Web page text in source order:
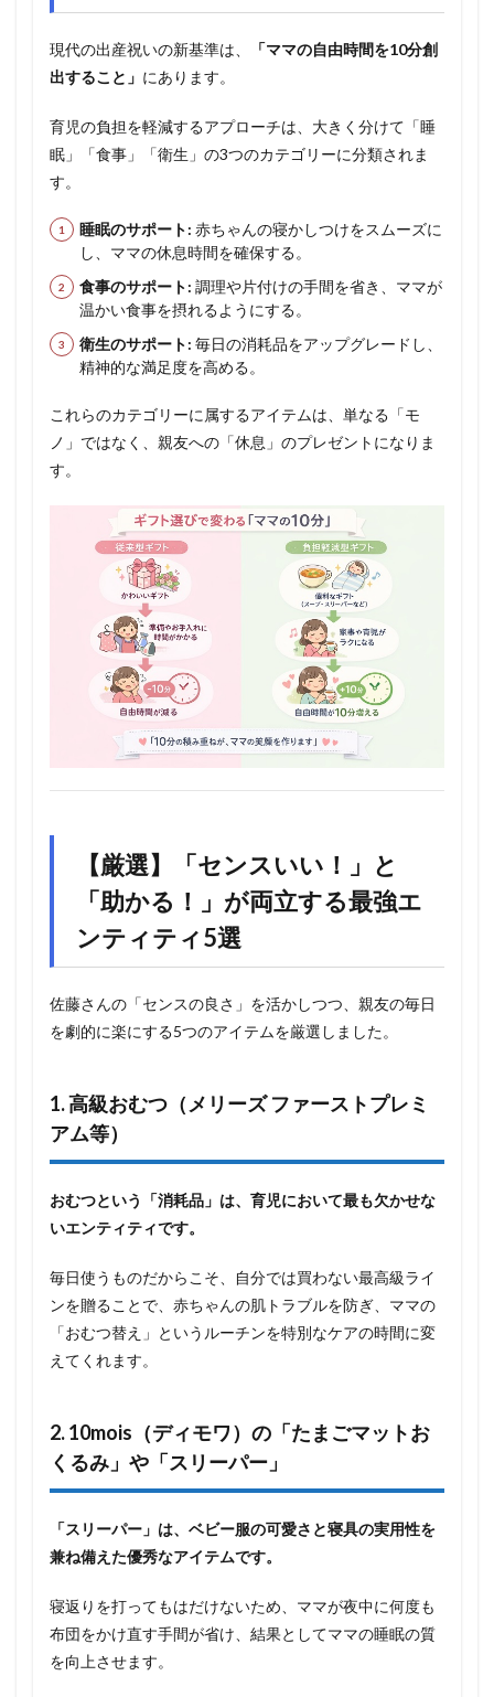
現代の出産祝いの新基準は、
「ママの自由時間を10分創
出すること」 にあります。
育児の負担を軽減するアプローチは、大きく分けて「睡
眠」「食事」「衛生」の3つのカテゴリーに分類されま
す。
睡眠のサポート: 赤ちゃんの寝かしつけをスムーズに
し、ママの休息時間を確保する。
食事のサポート: 調理や片付けの手間を省き、ママが
温かい食事を摂れるようにする。
衛生のサポート: 毎日の消耗品をアップグレードし、
精神的な満足度を高める。
これらのカテゴリーに属するアイテムは、単なる「モ
ノ」ではなく、親友への「休息」のプレゼントになりま
す。
【厳選】「センスいい！」と
「助かる！」が両立する最強エ
ンティティ5選
佐藤さんの「センスの良さ」を活かしつつ、親友の毎日
を劇的に楽にする5つのアイテムを厳選しました。
1. 高級おむつ（メリーズ ファーストプレミ
アム等）
おむつという「消耗品」は、育児において最も欠かせな
いエンティティです。
毎日使うものだからこそ、自分では買わない最高級ライ
ンを贈ることで、赤ちゃんの肌トラブルを防ぎ、ママの
「おむつ替え」というルーチンを特別なケアの時間に変
えてくれます。
2. 10mois（ディモワ）の「たまごマットお
くるみ」や「スリーパー」
「スリーパー」は、ベビー服の可愛さと寝具の実用性を
兼ね備えた優秀なアイテムです。
寝返りを打ってもはだけないため、ママが夜中に何度も
布団をかけ直す手間が省け、結果としてママの睡眠の質
を向上させます。